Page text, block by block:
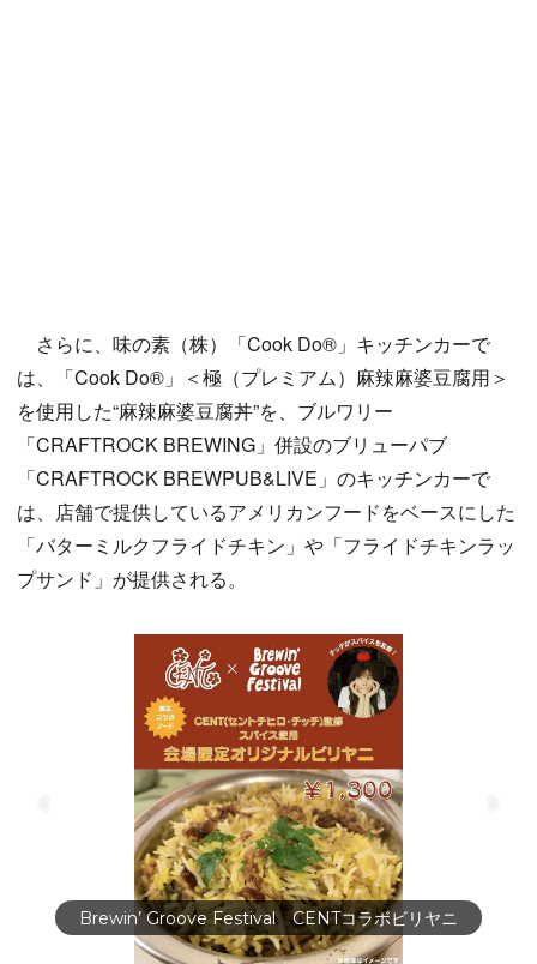
さらに、味の素（株）「Cook Do®」キッチンカーで
は、「Cook Do®」＜極（プレミアム）麻辣麻婆豆腐用＞
を使用した“麻辣麻婆豆腐丼”を、ブルワリー
「CRAFTROCK BREWING」併設のブリューパブ
「CRAFTROCK BREWPUB&LIVE」のキッチンカーで
は、店舗で提供しているアメリカンフードをベースにした
「バターミルクフライドチキン」や「フライドチキンラッ
プサンド」が提供される。
Brewin’ Groove Festival CENTコラボビリヤニ